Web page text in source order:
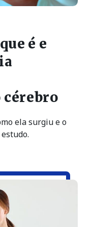
é e
cérebro
ela surgiu e o